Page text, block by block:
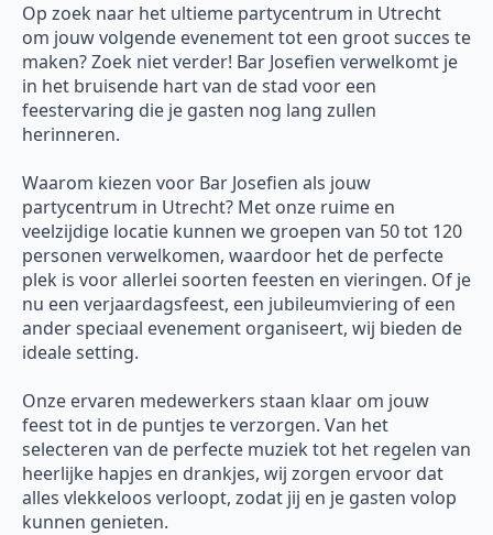
Op zoek naar het ultieme partycentrum in Utrecht
om jouw volgende evenement tot een groot succes te
maken? Zoek niet verder! Bar Josefien verwelkomt je
in het bruisende hart van de stad voor een
feestervaring die je gasten nog lang zullen
herinneren.
Waarom kiezen voor Bar Josefien als jouw
partycentrum in Utrecht? Met onze ruime en
veelzijdige locatie kunnen we groepen van 50 tot 120
personen verwelkomen, waardoor het de perfecte
plek is voor allerlei soorten feesten en vieringen. Of je
nu een verjaardagsfeest, een jubileumviering of een
ander speciaal evenement organiseert, wij bieden de
ideale setting.
Onze ervaren medewerkers staan klaar om jouw
feest tot in de puntjes te verzorgen. Van het
selecteren van de perfecte muziek tot het regelen van
heerlijke hapjes en drankjes, wij zorgen ervoor dat
alles vlekkeloos verloopt, zodat jij en je gasten volop
kunnen genieten.